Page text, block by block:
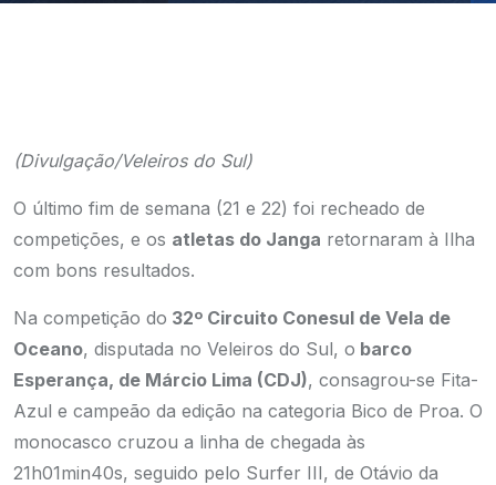
(Divulgação/Veleiros do Sul)
O último fim de semana (21 e 22) foi recheado de
competições, e os atletas do Janga retornaram à Ilha
com bons resultados.
Na competição do 32º Circuito Conesul de Vela de
Oceano, disputada no Veleiros do Sul, o barco
Esperança, de Márcio Lima (CDJ), consagrou-se Fita-
Azul e campeão da edição na categoria Bico de Proa. O
monocasco cruzou a linha de chegada às
21h01min40s, seguido pelo Surfer III, de Otávio da